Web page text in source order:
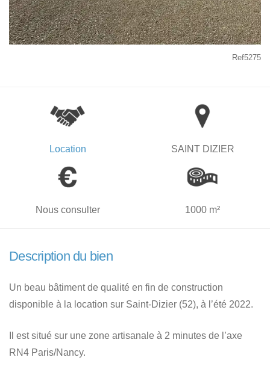
Ref5275
Location SAINT DIZIER
Nous consulter 1000 m²
Description du bien
Un beau bâtiment de qualité en fin de construction
disponible à la location sur Saint-Dizier (52), à l’été 2022.
Il est situé sur une zone artisanale à 2 minutes de l’axe
RN4 Paris/Nancy.